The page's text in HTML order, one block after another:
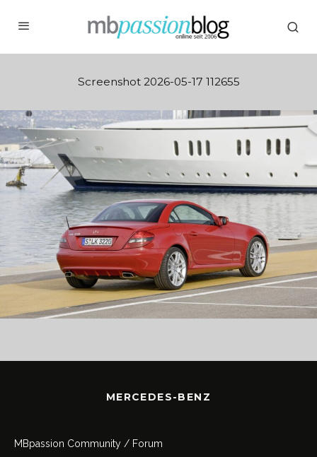
Screenshot 2026-05-17 112655
MERCEDES-BENZ
MBpassion Community / Forum